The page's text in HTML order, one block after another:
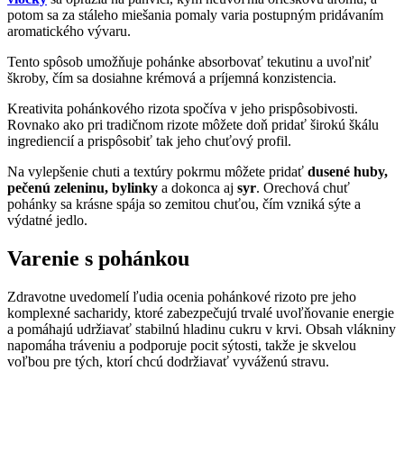
potom sa za stáleho miešania pomaly varia postupným pridávaním
aromatického vývaru.
Tento spôsob umožňuje pohánke absorbovať tekutinu a uvoľniť
škroby, čím sa dosiahne krémová a príjemná konzistencia.
Kreativita pohánkového rizota spočíva v jeho prispôsobivosti.
Rovnako ako pri tradičnom rizote môžete doň pridať širokú škálu
ingrediencií a prispôsobiť tak jeho chuťový profil.
Na vylepšenie chuti a textúry pokrmu môžete pridať dusené huby,
pečenú zeleninu, bylinky a dokonca aj syr. Orechová chuť
pohánky sa krásne spája so zemitou chuťou, čím vzniká sýte a
výdatné jedlo.
Varenie s pohánkou
Zdravotne uvedomelí ľudia ocenia pohánkové rizoto pre jeho
komplexné sacharidy, ktoré zabezpečujú trvalé uvoľňovanie energie
a pomáhajú udržiavať stabilnú hladinu cukru v krvi. Obsah vlákniny
napomáha tráveniu a podporuje pocit sýtosti, takže je skvelou
voľbou pre tých, ktorí chcú dodržiavať vyváženú stravu.